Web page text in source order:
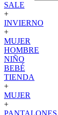
SALE
+
INVIERNO
+
MUJER
HOMBRE
NIÑO
BEBÉ
TIENDA
+
MUJER
+